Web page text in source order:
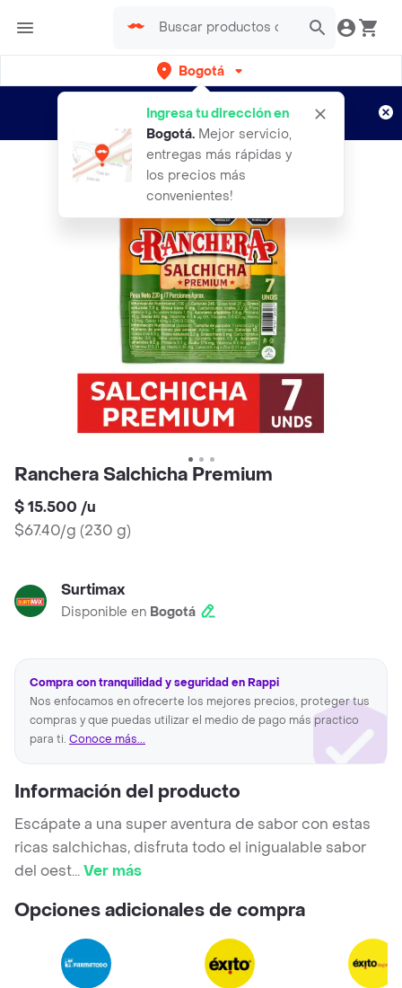
Bogotá
Ingresa tu dirección en
Bogotá. Mejor servicio,
entregas más rápidas y
los precios más
convenientes!
envíos gratis por semanas
Aplican TyC
Ranchera Salchicha Premium
$ 15.500 /u
$67.40/g (230 g)
Surtimax
Disponible en Bogotá
Compra con tranquilidad y seguridad en Rappi
Nos enfocamos en ofrecerte los mejores precios, proteger tus
compras y que puedas utilizar el medio de pago más practico
para ti. Conoce más...
Información del producto
Escápate a una super aventura de sabor con estas
ricas salchichas, disfruta todo el inigualable sabor
del oest...Ver más
Opciones adicionales de compra